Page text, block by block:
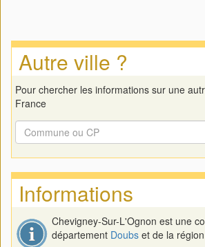
Autre ville ?
Pour chercher les informations sur une
France
Informations
Chevigney-Sur-L'Ognon est une
département Doubs et de la région